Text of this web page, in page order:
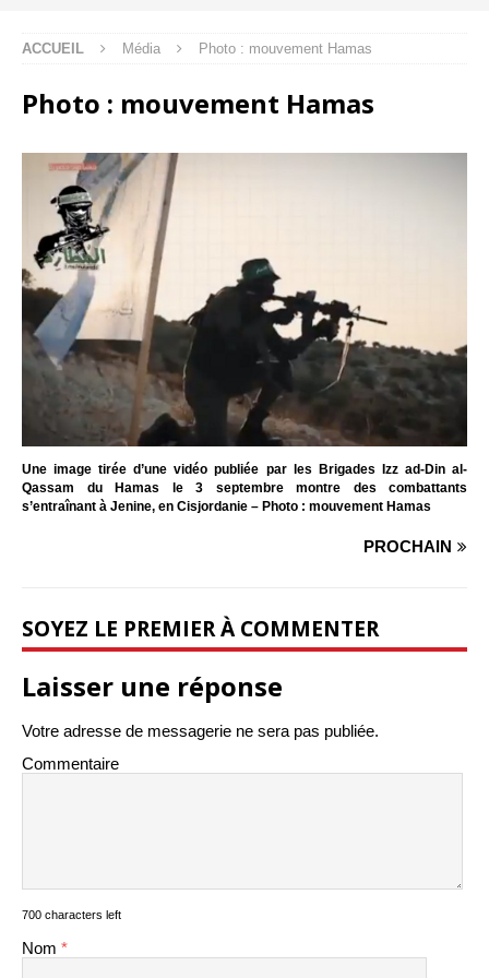
ACCUEIL Média Photo : mouvement Hamas
Photo : mouvement Hamas
Une image tirée d’une vidéo publiée par les Brigades Izz ad-Din al-
Qassam du Hamas le 3 septembre montre des combattants
s’entraînant à Jenine, en Cisjordanie – Photo : mouvement Hamas
PROCHAIN
SOYEZ LE PREMIER À COMMENTER
Laisser une réponse
Votre adresse de messagerie ne sera pas publiée.
Commentaire
700 characters left
Nom *